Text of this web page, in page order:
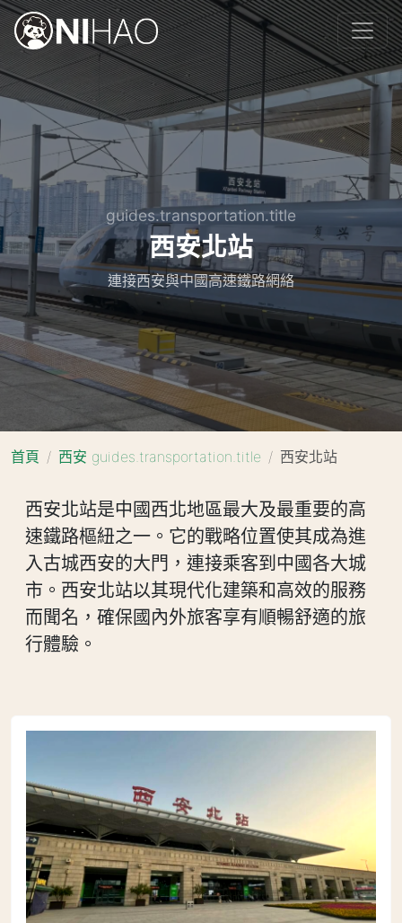
guides.transportation.title
西安北站
連接西安與中國高速鐵路網絡
首頁 西安 guides.transportation.title 西安北站
西安北站是中國西北地區最大及最重要的高
速鐵路樞紐之一。它的戰略位置使其成為進
入古城西安的大門，連接乘客到中國各大城
市。西安北站以其現代化建築和高效的服務
而聞名，確保國內外旅客享有順暢舒適的旅
行體驗。